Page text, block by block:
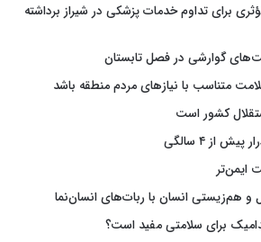
برای تداوم خدمات پزشکی در شیراز برداشته
گوارشی در فصل تابستان
متناسب با نیازهای مردم منطقه باشد
کشور است
از ۴ سالگی
ایمن‌تر
و هم‌زیستی انسان با ربات‌های انسان‌نما
برای سلامتی مفید است؟